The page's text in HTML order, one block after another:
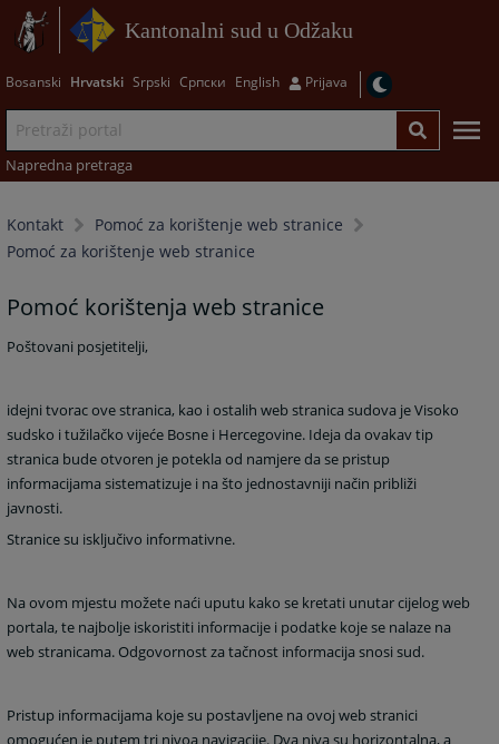
Kantonalni sud u Odžaku
Bosanski Hrvatski Srpski Српски English Prijava
Napredna pretraga
Kontakt
Pomoć za korištenje web stranice
Pomoć za korištenje web stranice
Pomoć korištenja web stranice
Poštovani posjetitelji,
idejni tvorac ove stranica, kao i ostalih web stranica sudova je Visoko
sudsko i tužilačko vijeće Bosne i Hercegovine. Ideja da ovakav tip
stranica bude otvoren je potekla od namjere da se pristup
informacijama sistematizuje i na što jednostavniji način približi
javnosti.
Stranice su isključivo informativne.
Na ovom mjestu možete naći uputu kako se kretati unutar cijelog web
portala, te najbolje iskoristiti informacije i podatke koje se nalaze na
web stranicama. Odgovornost za tačnost informacija snosi sud.
Pristup informacijama koje su postavljene na ovoj web stranici
omogućen je putem tri nivoa navigacije. Dva niva su horizontalna, a